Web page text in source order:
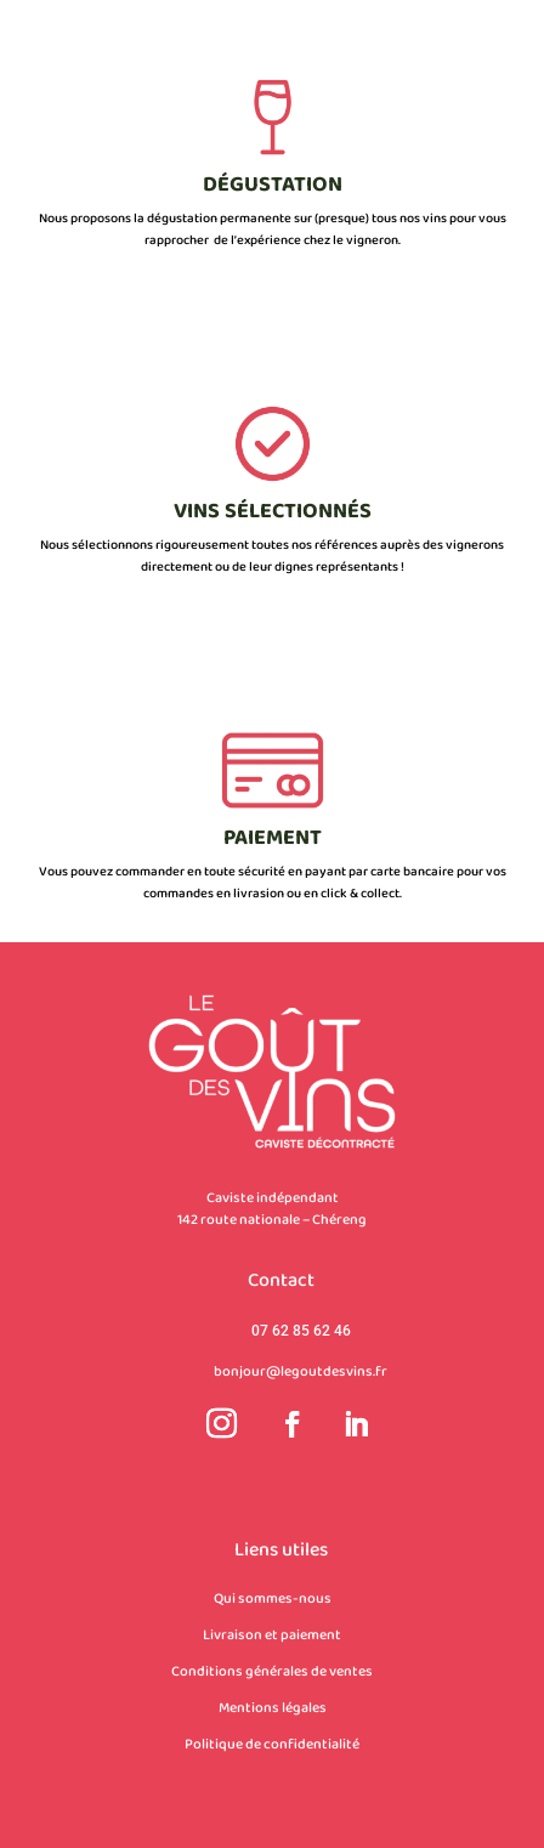
DÉGUSTATION
Nous proposons la dégustation permanente sur (presque) tous nos vins pour vous
rapprocher de l’expérience chez le vigneron.
VINS SÉLECTIONNÉS
Nous sélectionnons rigoureusement toutes nos références auprès des vignerons
directement ou de leur dignes représentants !
PAIEMENT
Vous pouvez commander en toute sécurité en payant par carte bancaire pour vos
commandes en livrasion ou en click & collect.
Caviste indépendant
142 route nationale – Chéreng
Contact
07 62 85 62 46
bonjour@legoutdesvins.fr
Liens utiles
Qui sommes-nous
Livraison et paiement
Conditions générales de ventes
Mentions légales
Politique de confidentialité